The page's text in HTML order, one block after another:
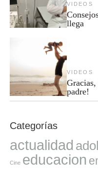
VIDEOS
llega
VIDEOS
padre!
Categorías
actualidad
Cine educacion